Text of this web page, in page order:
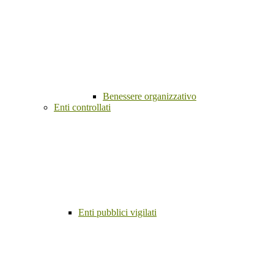
Benessere organizzativo
Enti controllati
Enti pubblici vigilati